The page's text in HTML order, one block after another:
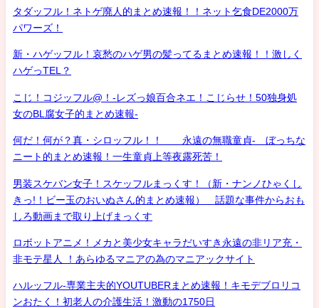
タダッフル！ネトゲ廃人的まとめ速報！！ネット乞食DE2000万
パワーズ！
新・ハゲッフル！哀愁のハゲ男の髪ってるまとめ速報！！激しく
ハゲっTEL？
こじ！コジッフル@！-レズっ娘百合ネエ！こじらせ！50独身処
女のBL腐女子的まとめ速報-
何だ！何が？真・シロッフル！！ 永遠の無職童貞- ぼっちな
ニート的まとめ速報！一生童貞上等夜露死苦！
男装スケバン女子！スケッフルまっくす！（新・ナンノひゃくし
きっ!！ビー玉のおいぬさん的まとめ速報） 話題な事件からおも
しろ動画まで取り上げまっくす
ロボットアニメ！メカと美少女キャラだいすき永遠の非リア充・
非モテ星人 ！あらゆるマニアの為のマニアックサイト
ハルッフル-専業主夫的YOUTUBERまとめ速報！キモデブロリコ
ンおたく！初老人の介護生活！激動の1750日